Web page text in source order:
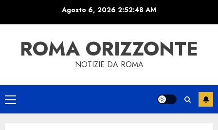
Agosto 6, 2026 2:52:48 AM
ROMA ORIZZONTE
NOTIZIE DA ROMA
Primary
Menu